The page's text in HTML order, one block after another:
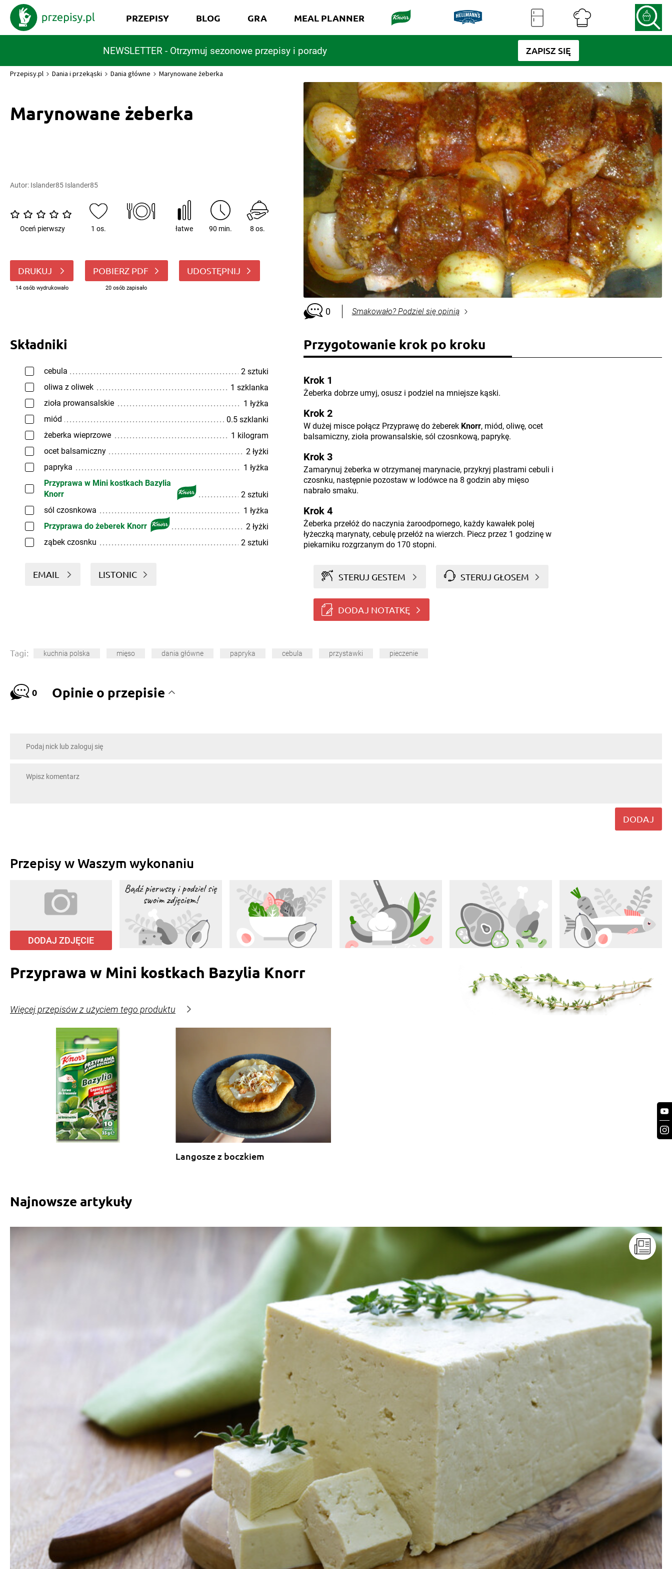
NEWSLETTER - Otrzymuj sezonowe przepisy i porady ZAPISZ SIĘ
PRZEPISY BLOG GRA MEAL PLANNER
Przepisy.pl Dania i przekąski Dania główne Marynowane żeberka
Marynowane żeberka
Autor: Islander85 Islander85
Oceń pierwszy 1 os. łatwe 90 min. 8 os.
DRUKUJ
14 osób wydrukowało
POBIERZ PDF
20 osób zapisało
UDOSTĘPNIJ
0 Smakowało? Podziel się opinią
Składniki
cebula
2 sztuki
oliwa z oliwek
1 szklanka
zioła prowansalskie
1 łyżka
miód
0.5 szklanki
żeberka wieprzowe
1 kilogram
ocet balsamiczny
2 łyżki
papryka
1 łyżka
Przyprawa w Mini kostkach Bazylia
Knorr
2 sztuki
sól czosnkowa
1 łyżka
Przyprawa do żeberek Knorr
2 łyżki
ząbek czosnku
2 sztuki
EMAIL LISTONIC
Przygotowanie krok po kroku
Krok 1
Żeberka dobrze umyj, osusz i podziel na mniejsze kąski.
Krok 2
W dużej misce połącz Przyprawę do żeberek Knorr, miód, oliwę, ocet
balsamiczny, zioła prowansalskie, sól czosnkową, paprykę.
Krok 3
Zamarynuj żeberka w otrzymanej marynacie, przykryj plastrami cebuli i
czosnku, następnie pozostaw w lodówce na 8 godzin aby mięso
nabrało smaku.
Krok 4
Żeberka przełóż do naczynia żaroodpornego, każdy kawałek polej
łyżeczką marynaty, cebulę przełóż na wierzch. Piecz przez 1 godzinę w
piekarniku rozgrzanym do 170 stopni.
STERUJ GESTEM STERUJ GŁOSEM
DODAJ NOTATKĘ
Tagi: kuchnia polska mięso dania główne papryka cebula przystawki pieczenie
0 Opinie o przepisie
DODAJ
Przepisy w Waszym wykonaniu
DODAJ ZDJĘCIE
Przyprawa w Mini kostkach Bazylia Knorr
Więcej przepisów z użyciem tego produktu
Langosze z boczkiem
Najnowsze artykuły